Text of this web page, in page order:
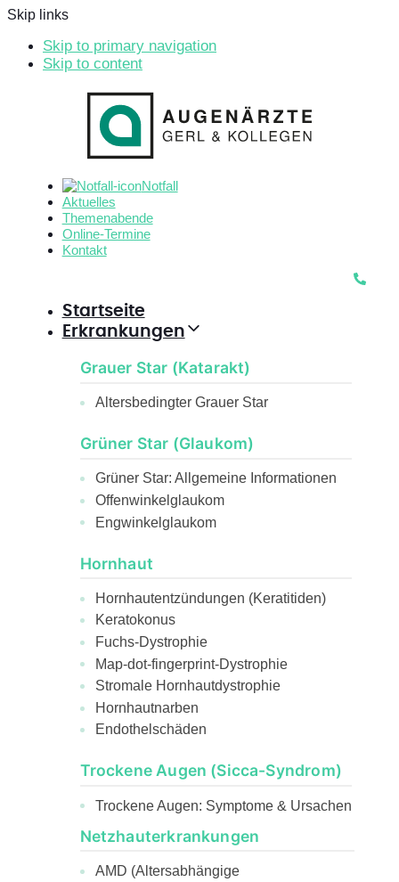
Skip links
Skip to primary navigation
Skip to content
Notfall
Aktuelles
Themenabende
Online-Termine
Kontakt
Startseite
Erkrankungen
Grauer Star (Katarakt)
Altersbedingter Grauer Star
Grüner Star (Glaukom)
Grüner Star: Allgemeine Informationen
Offenwinkelglaukom
Engwinkelglaukom
Hornhaut
Hornhautentzündungen (Keratitiden)
Keratokonus
Fuchs-Dystrophie
Map-dot-fingerprint-Dystrophie
Stromale Hornhautdystrophie
Hornhautnarben
Endothelschäden
Trockene Augen (Sicca-Syndrom)
Trockene Augen: Symptome & Ursachen
Netzhauterkrankungen
AMD (Altersabhängige